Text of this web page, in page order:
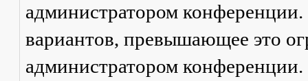
администратором
вариантов, превышающее это
администратором конференции.